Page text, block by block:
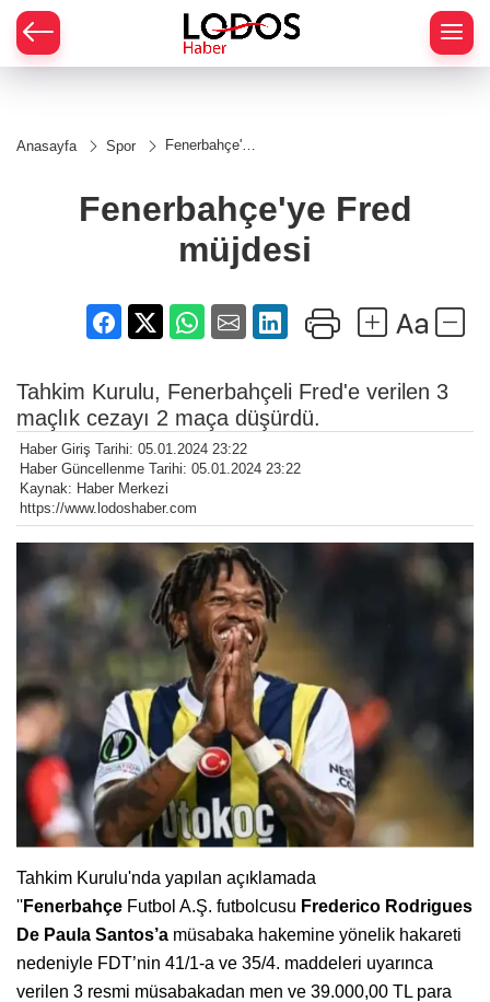
Anasayfa Spor
Fenerbahçe'ye
Fenerbahçe'ye Fred
müjdesi
Tahkim Kurulu, Fenerbahçeli Fred'e verilen 3
maçlık cezayı 2 maça düşürdü.
Haber Giriş Tarihi: 05.01.2024 23:22
Haber Güncellenme Tarihi: 05.01.2024 23:22
Kaynak: Haber Merkezi
https://www.lodoshaber.com
Tahkim Kurulu'nda yapılan açıklamada
''Fenerbahçe Futbol A.Ş. futbolcusu Frederico Rodrigues
De Paula Santos’a müsabaka hakemine yönelik hakareti
nedeniyle FDT’nin 41/1-a ve 35/4. maddeleri uyarınca
verilen 3 resmi müsabakadan men ve 39.000,00 TL para